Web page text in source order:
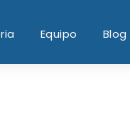
Equipo Blog